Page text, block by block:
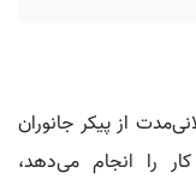
از پیکر جانوران
را انجام می‌دهد،